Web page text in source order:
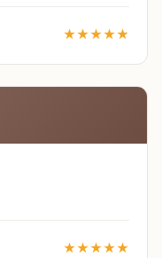
★★★★★
★★★★★